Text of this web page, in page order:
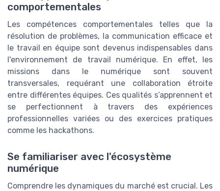
comportementales
Les compétences comportementales telles que la
résolution de problèmes, la communication efficace et
le travail en équipe sont devenus indispensables dans
l'environnement de travail numérique. En effet, les
missions dans le numérique sont souvent
transversales, requérant une collaboration étroite
entre différentes équipes. Ces qualités s’apprennent et
se perfectionnent à travers des expériences
professionnelles variées ou des exercices pratiques
comme les hackathons.
Se familiariser avec l'écosystème
numérique
Comprendre les dynamiques du marché est crucial. Les